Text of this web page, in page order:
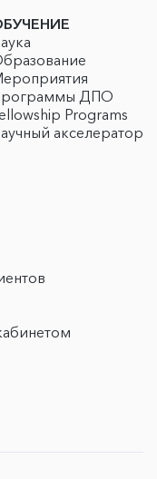
ДПО
Programs
акселератор